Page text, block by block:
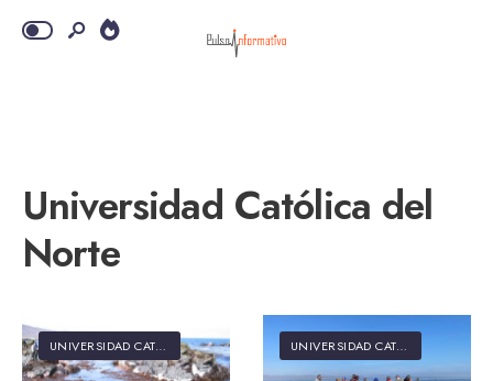
Universidad Católica del
Norte
UNIVERSIDAD CATÓLICA DEL NORTE UNIVERSIDAD CATÓLICA DEL NORTE